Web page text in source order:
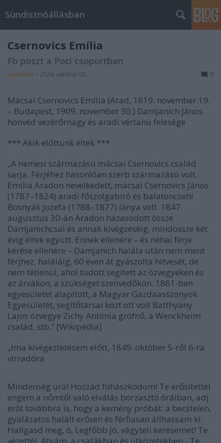
Sündisznóállásban
Csernovics Emília
Fb poszt a Poci csoportban
quodlibet • 2024. október 06. 0
Mácsai Csernovics Emília (Arad, 1819. november 19.
– Budapest, 1909. november 30.) Damjanich János
honvéd vezérőrnagy és aradi vértanú felesége
*** Akik előttünk éltek ***
„A nemesi származású mácsai Csernovics család
sarja. Férjéhez hasonlóan szerb származású volt.
Emília Aradon nevelkedett, mácsai Csernovics János
(1787–1824) aradi főszolgabíró és balatoncsehi
Bosnyák Jozefa (1788–1877) lánya volt. 1847.
augusztus 30-án Aradon házasodott össze
Damjanichcsal és annak kivégzéséig, mindössze két
évig éltek együtt. Ennek ellenére – és néhai férje
kérése ellenére – Damjanich halála után nem ment
férjhez, haláláig, 60 éven át gyászolta hitvesét, de
nem tétlenül, ahol tudott segített az özvegyeken és
az árvákon, a szükséget szenvedőkön. 1861-ben
egyesületet alapított, a Magyar Gazdaasszonyok
Egyesületét, segítőtársai közt ott volt Batthyány
Lajos özvegye Zichy Antónia grófnő, a Wenckheim
család, stb.” [Wikipédia]
„Ima kivégeztetésem előtt, 1849. október 5-ről 6-ra
virradóra
Mindenség ura! Hozzád fohászkodom! Te erősítettél
engem a nőmtől való elválás borzasztó óráiban, adj
erőt továbbra is, hogy a kemény próbát: a becstelen,
gyalázatos halált erősen és férfiasan állhassam ki.
Hallgasd meg, ó, Legfőbb Jó, vágyteli kérésemet! Te